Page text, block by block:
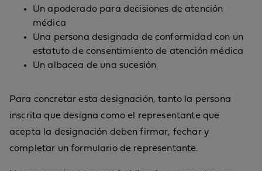
Un apoderado para decisiones de atención
médica
Una persona designada de conformidad con un
estatuto de consentimiento de atención médica
Un albacea de una sucesión
Para concretar esta designación, tanto la persona
inscrita que designa como el representante que
acepta la designación deben firmar, fechar y
completar un formulario de representante.